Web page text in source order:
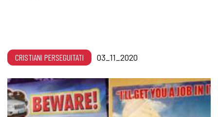
CRISTIANI PERSEGUITATI 03_11_2020